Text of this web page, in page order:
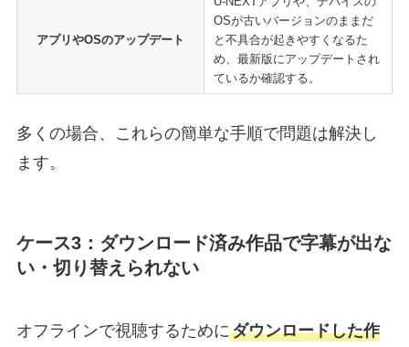
アプリやOSのアップデート
OSが古いバージョンのままだ
と不具合が起きやすくなるた
め、最新版にアップデートされ
ているか確認する。
多くの場合、これらの簡単な手順で問題は解決し
ます。
ケース3：ダウンロード済み作品で字幕が出な
い・切り替えられない
オフラインで視聴するためにダウンロードした作